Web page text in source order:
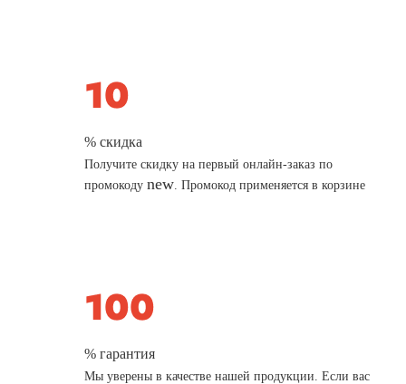
% скидка
Получите скидку на первый онлайн-заказ по
промокодуnew. Промокод применяется в корзине
% гарантия
Мы уверены в качестве нашей продукции. Если вас